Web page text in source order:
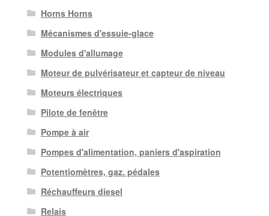
Horns Horns
Mécanismes d'essuie-glace
Modules d'allumage
Moteur de pulvérisateur et capteur de niveau
Moteurs électriques
Pilote de fenêtre
Pompe à air
Pompes d'alimentation, paniers d'aspiration
Potentiomètres, gaz. pédales
Réchauffeurs diesel
Relais